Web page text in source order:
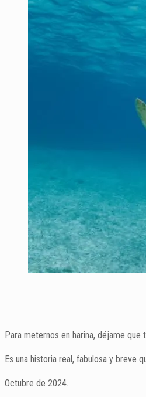
Para meternos en harina, déjame
Es una historia real, fabulosa y breve
Octubre de 2024.